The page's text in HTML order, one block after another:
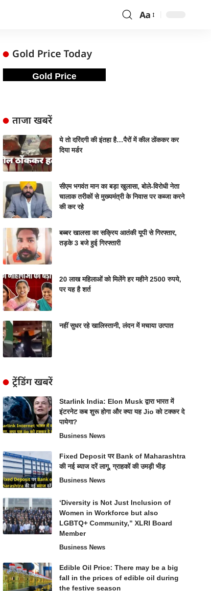
Aa
Gold Price Today
Gold Price
ताजा खबरें
ये तो दरिंदगी की इंतहा है…पैरों में कील ठोंककर कर
दिया मर्डर
सीएम भगवंत मान का बड़ा खुलासा, बोले-विरोधी नेता
चालाक तरीकों से मुख्यमंत्री के निवास पर कब्जा करने
की कर रहे
बब्बर खालसा का सक्रिय आतंकी यूपी से गिरफ्तार,
तड़के 3 बजे हुई गिरफ्तारी
20 लाख महिलाओं को मिलेंगे हर महीने 2500 रुपये,
पर यह है शर्त
नहीं सुधर रहे खालिस्तानी, लंदन में मचाया उत्पात
ट्रेंडिंग खबरें
Starlink India: Elon Musk द्वारा भारत में
इंटरनेट कब शुरू होगा और क्या यह Jio को टक्कर दे
पायेगा?
Business News
Fixed Deposit पर Bank of Maharashtra
की नई ब्याज दरें लागू, ग्राहकों की उमड़ी भीड़
Business News
‘Diversity is Not Just Inclusion of
Women in Workforce but also
LGBTQ+ Community,” XLRI Board
Member
Business News
Edible Oil Price: There may be a big
fall in the prices of edible oil during
the festive season